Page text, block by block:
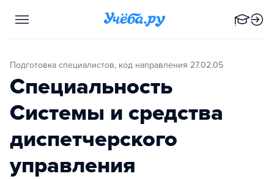
Подготовка специалистов, код направления 27.02.05
Специальность
Системы и средства
диспетчерского
управления